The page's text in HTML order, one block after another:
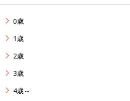
0歳
1歳
2歳
3歳
4歳～